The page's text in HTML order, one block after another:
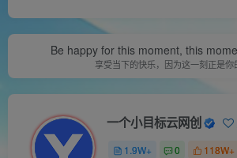
Be happy for this moment, this
享受当下的快乐，因为这一刻正是你
一个小目标云网创
1.9W+ 0 118W+